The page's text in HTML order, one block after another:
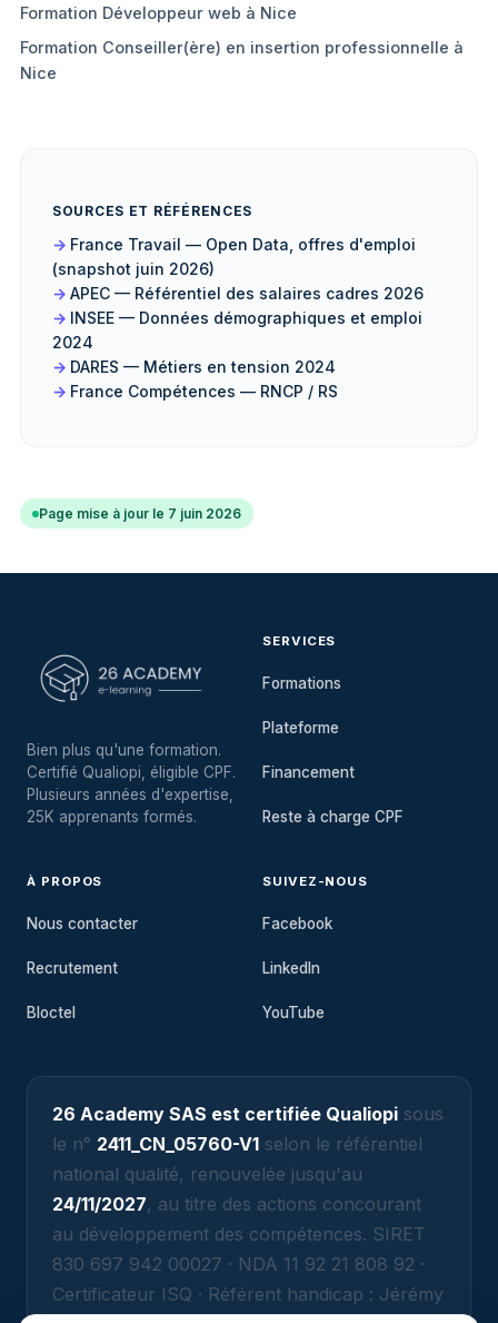
Formation Développeur web à Nice
Formation Conseiller(ère) en insertion professionnelle à
Nice
SOURCES ET RÉFÉRENCES
France Travail — Open Data, offres d'emploi
(snapshot juin 2026)
APEC — Référentiel des salaires cadres 2026
INSEE — Données démographiques et emploi
2024
DARES — Métiers en tension 2024
France Compétences — RNCP / RS
Page mise à jour le 7 juin 2026
Bien plus qu'une formation.
Certifié Qualiopi, éligible CPF.
Plusieurs années d'expertise,
25K apprenants formés.
SERVICES
Formations
Plateforme
Financement
Reste à charge CPF
À PROPOS
Nous contacter
Recrutement
Bloctel
SUIVEZ-NOUS
Facebook
LinkedIn
YouTube
26 Academy SAS est certifiée Qualiopi sous
le n° 2411_CN_05760-V1 selon le référentiel
national qualité, renouvelée jusqu'au
24/11/2027, au titre des actions concourant
au développement des compétences. SIRET
830 697 942 00027 · NDA 11 92 21 808 92 ·
Certificateur ISQ · Référent handicap : Jérémy